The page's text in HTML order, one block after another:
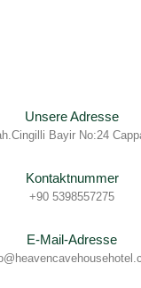
Unsere Adresse
Bayir No:24
Kontaktnummer
+90 5398557275
E-Mail-Adresse